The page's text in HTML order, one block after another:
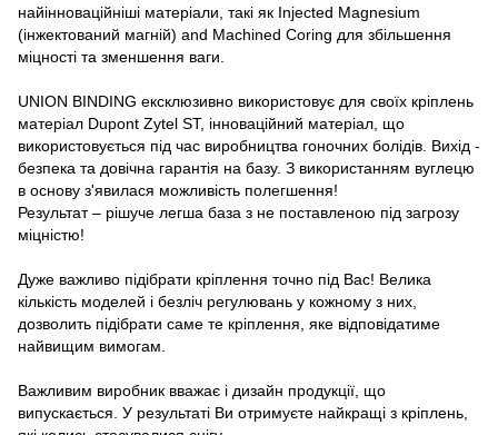
найінноваційніші матеріали, такі як Injected Magnesium
(інжектований магній) and Machined Coring для збільшення
міцності та зменшення ваги.
UNION BINDING ексклюзивно використовує для своїх кріплень
матеріал Dupont Zytel ST, інноваційний матеріал, що
використовується під час виробництва гоночних болідів. Вихід -
безпека та довічна гарантія на базу. З використанням вуглецю
в основу з'явилася можливість полегшення!
Результат – рішуче легша база з не поставленою під загрозу
міцністю!
Дуже важливо підібрати кріплення точно під Вас! Велика
кількість моделей і безліч регулювань у кожному з них,
дозволить підібрати саме те кріплення, яке відповідатиме
найвищим вимогам.
Важливим виробник вважає і дизайн продукції, що
випускається. У результаті Ви отримуєте найкращі з кріплень,